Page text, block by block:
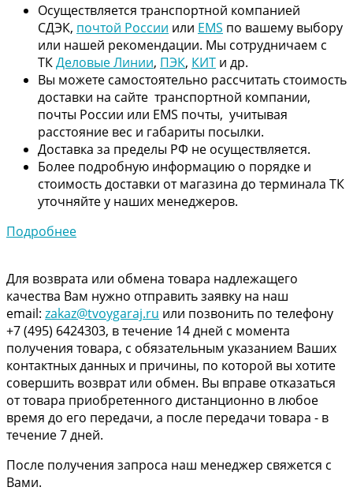
Осуществляется транспортной компанией
СДЭК, почтой России или EMS по вашему выбору
или нашей рекомендации. Мы сотрудничаем с
ТКДеловые Линии, ПЭК, КИТ и др.
Вы можете самостоятельно рассчитать стоимость
доставки на сайте транспортной компании,
почты России или EMS почты, учитывая
расстояние вес и габариты посылки.
Доставка за пределы РФ не осуществляется.
Более подробную информацию о порядке и
стоимость доставки от магазина до терминала ТК
уточняйте у наших менеджеров.
Подробнее
Для возврата или обмена товара надлежащего
качества Вам нужно отправить заявку на наш
email: zakaz@tvoygaraj.ru или позвонить по телефону
+7 (495) 6424303, в течение 14 дней с момента
получения товара, с обязательным указанием Ваших
контактных данных и причины, по которой вы хотите
совершить возврат или обмен. Вы вправе отказаться
от товара приобретенного дистанционно в любое
время до его передачи, а после передачи товара - в
течение 7 дней.
После получения запроса наш менеджер свяжется с
Вами.